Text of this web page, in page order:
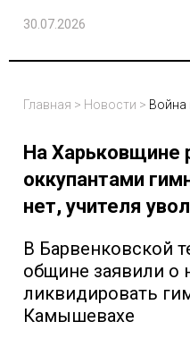
30.07.2026
Главная > Новости > Война
На Харьковщине
оккупантами
нет, учителя
В Барвенковской
общине заявили о
ликвидировать
Камышевахе